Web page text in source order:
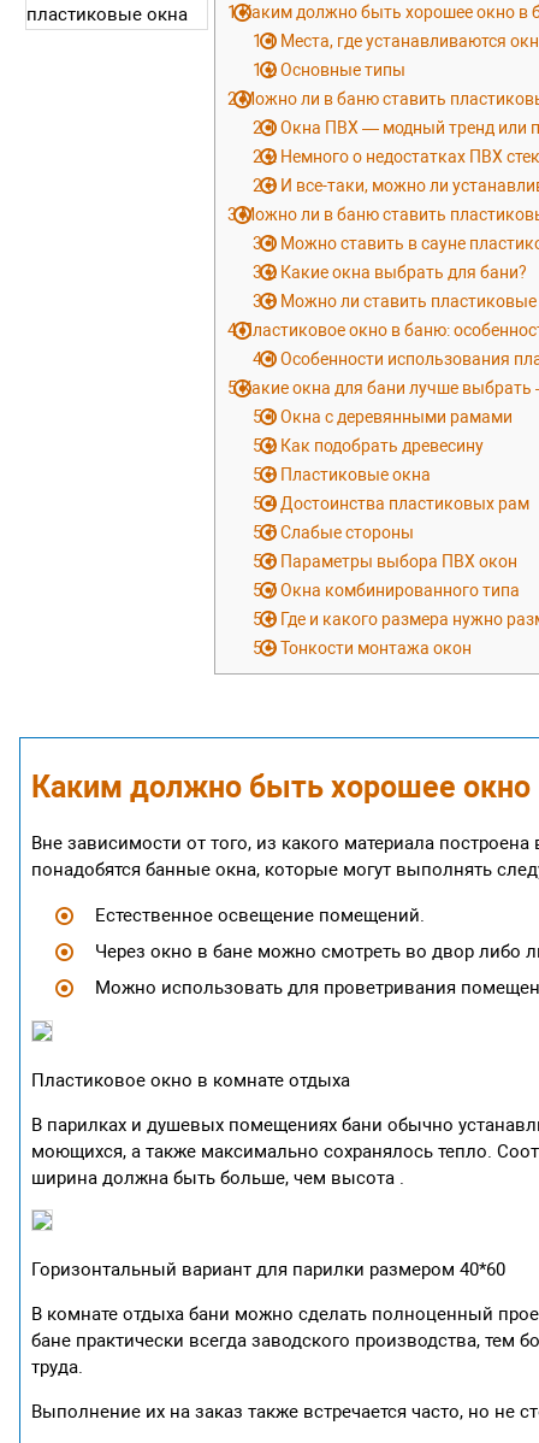
1Каким должно быть хорошее окно в
1.1 Места, где устанавливаются
1.2Основные типы
2Можно ли в баню ставить
2.1Окна ПВХ — модный тренд или
2.2 Немного о недостатках ПВХ
2.3 И все-таки, можно ли
3Можно ли в баню ставить
3.1 Можно ставить в сауне
3.2 Какие окна выбрать для бани?
3.3 Можно ли ставить
4Пластиковое окно в баню:
4.1Особенности использования
5Какие окна для бани лучше
5.1Окна с деревянными рамами
5.2 Как подобрать древесину
5.3 Пластиковые окна
5.4 Достоинства пластиковых рам
5.5Слабые стороны
5.6 Параметры выбора ПВХ окон
5.7Окна комбинированного типа
5.8 Где и какого размера нужно
5.9Тонкости монтажа окон
Каким должно быть хорошее окно
Вне зависимости от того, из какого материала
понадобятся банные окна, которые могут выполнять
Естественное освещение помещений.
Через окно в бане можно смотреть во двор либо
Можно использовать для проветривания
Пластиковое окно в комнате отдыха
В парилках и душевых помещениях бани обычно
моющихся, а также максимально сохранялось тепло.
ширина должна быть больше, чем высота .
Горизонтальный вариант для парилки размером 40*60
В комнате отдыха бани можно сделать полноценный
бане практически всегда заводского производства,
труда.
Выполнение их на заказ также встречается часто, но не